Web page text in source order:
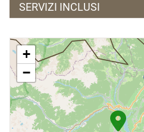
Tutti, soprattutto chi è in
SERVIZI INCLUSI
Pernottamentoin agritur e
primavera: passeggiata nel
dell'albero da adottare e
merenda con prodotti
aggiornamenti sullo
esperienza di raccogliere
direttamente dall'albero, da
+
−